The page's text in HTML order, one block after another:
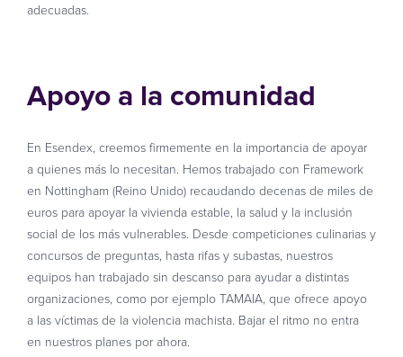
adecuadas.
Apoyo a la comunidad
En Esendex, creemos firmemente en la importancia de apoyar
a quienes más lo necesitan. Hemos trabajado con Framework
en Nottingham (Reino Unido) recaudando decenas de miles de
euros para apoyar la vivienda estable, la salud y la inclusión
social de los más vulnerables. Desde competiciones culinarias y
concursos de preguntas, hasta rifas y subastas, nuestros
equipos han trabajado sin descanso para ayudar a distintas
organizaciones, como por ejemplo TAMAIA, que ofrece apoyo
a las víctimas de la violencia machista. Bajar el ritmo no entra
en nuestros planes por ahora.